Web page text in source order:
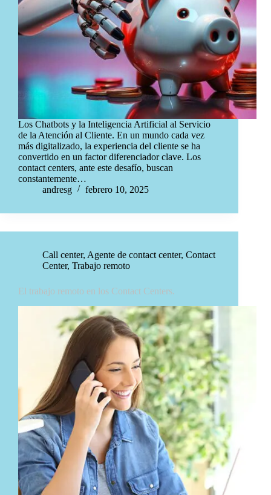
Los Chatbots y la Inteligencia Artificial al Servicio
de la Atención al Cliente. En un mundo cada vez
más digitalizado, la experiencia del cliente se ha
convertido en un factor diferenciador clave. Los
contact centers, ante este desafío, buscan
constantemente…
andresg
febrero 10, 2025
Call center, Agente de contact center, Contact
Center, Trabajo remoto
El trabajo remoto en los Contact Centers.